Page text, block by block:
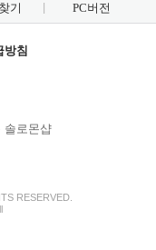
기 PC버전
방침
솔로몬샵
RESERVED.